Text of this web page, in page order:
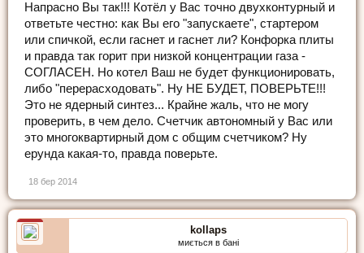
Напрасно Вы так!!! Котёл у Вас точно двухконтурный и
ответьте честно: как Вы его "запускаете", стартером
или спичкой, если гаснет и гаснет ли? Конфорка плиты
и правда так горит при низкой концентрации газа -
СОГЛАСЕН. Но котел Ваш не будет функционировать,
либо "перерасходовать". Ну НЕ БУДЕТ, ПОВЕРЬТЕ!!!
Это не ядерный синтез... Крайне жаль, что не могу
проверить, в чем дело. Счетчик автономный у Вас или
это многоквартирный дом с общим счетчиком? Ну
ерунда какая-то, правда поверьте.
18 бер 2014
kollaps
миється в бані